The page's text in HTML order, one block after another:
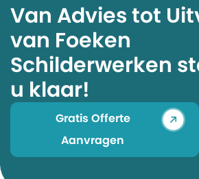
Van Advies tot
van Foeken
Schilderwerken
u klaar!​
Gratis Offerte
Aanvragen